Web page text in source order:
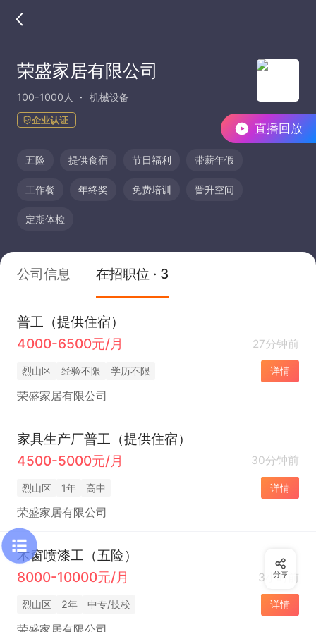
直播回放
荣盛家居有限公司
100-1000人 机械设备
企业认证
五险 提供食宿 节日福利 带薪年假
工作餐 年终奖 免费培训 晋升空间
定期体检
公司信息 在招职位 · 3
普工（提供住宿）
4000-6500元/月
27分钟前
烈山区 经验不限 学历不限 详情
荣盛家居有限公司
家具生产厂普工（提供住宿）
4500-5000元/月
30分钟前
烈山区 1年 高中 详情
荣盛家居有限公司
木窗喷漆工（五险）
8000-10000元/月
3小时前
烈山区 2年 中专/技校 详情
荣盛家居有限公司
分享